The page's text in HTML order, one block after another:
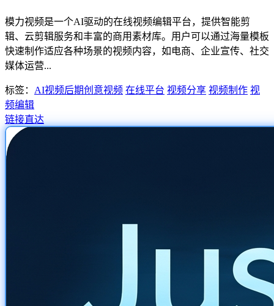
模力视频是一个AI驱动的在线视频编辑平台，提供智能剪
辑、云剪辑服务和丰富的商用素材库。用户可以通过海量模板
快速制作适应各种场景的视频内容，如电商、企业宣传、社交
媒体运营...
标签： AI视频后期创意视频 在线平台 视频分享 视频制作 视
频编辑
链接直达